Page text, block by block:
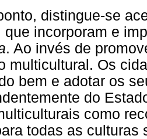
distingue-se
que incorporam e
. Ao invés de
multicultural. Os
bem e adotar os
do
como
todas as culturas